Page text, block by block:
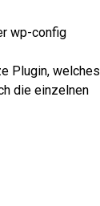
wp-config
Plugin, welches
die einzelnen